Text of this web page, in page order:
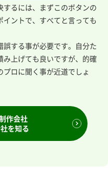
するには、まずこのボタンの
ントで、すべてと言っても
する事が必要です。自分た
上げても良いですが、的確
ロに聞く事が近道でしょ
作会社
を知る